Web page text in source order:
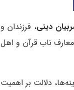
دینی، فرزندان و
معارف ناب قرآن و اهل
دلالت بر اهمیت